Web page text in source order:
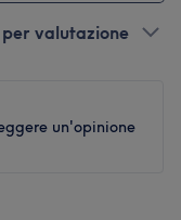
valutazione
un'opinione